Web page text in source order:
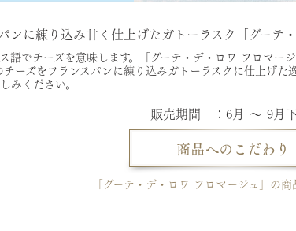
ンに練り込み甘く仕上げたガトーラスク「グーテ
語でチーズを意味します。「グーテ・デ・ロワ フロマー
チーズをフランスパンに練り込みガトーラスクに仕上げ
みください。
販売期間 ：6月 ～ 9月
「グーテ・デ・ロワ フロマージュ」の